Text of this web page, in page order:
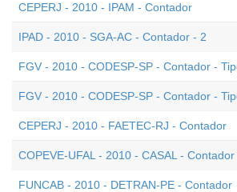
CEPERJ - 2010 - IPAM - Contador
IPAD - 2010 - SGA-AC - Contador - 2
FGV - 2010 - CODESP-SP - Contador -
FGV - 2010 - CODESP-SP - Contador -
CEPERJ - 2010 - FAETEC-RJ - Contador
COPEVE-UFAL - 2010 - CASAL - Contador
FUNCAB - 2010 - DETRAN-PE - Contador